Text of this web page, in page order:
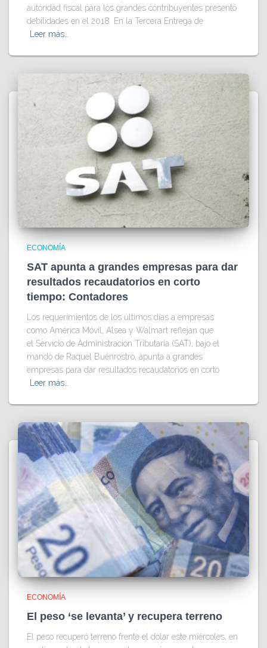
autoridad fiscal para los grandes contribuyentes presentó
debilidades en el 2018. En la Tercera Entrega de
Leer más…
ECONOMÍA
SAT apunta a grandes empresas para dar
resultados recaudatorios en corto
tiempo: Contadores
Los requerimientos de los últimos días a empresas
como América Móvil, Alsea y Walmart reflejan que
el Servicio de Administración Tributaria (SAT), bajo el
mando de Raquel Buenrostro, apunta a grandes
empresas para dar resultados recaudatorios en corto
Leer más…
ECONOMÍA
El peso ‘se levanta’ y recupera terreno
El peso recuperó terreno frente el dólar este miércoles, en